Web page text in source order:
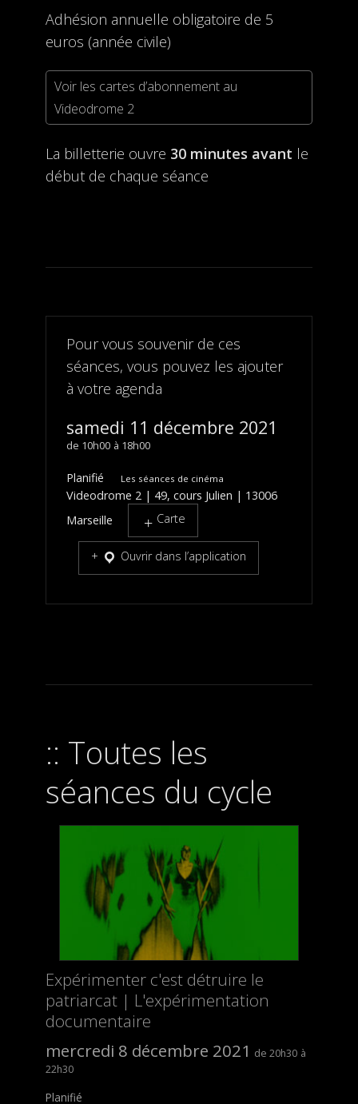
Adhésion annuelle obligatoire de 5
euros (année civile)
Voir les cartes d’abonnement au
Videodrome 2
La billetterie ouvre 30 minutes avant le
début de chaque séance
Pour vous souvenir de ces
séances, vous pouvez les ajouter
à votre agenda
samedi 11 décembre 2021
10h00 18h00
Planifié Les séances de cinéma
Videodrome 2 | 49, cours Julien | 13006
Marseille
Carte
Ouvrir dans l’application
Toutes les
séances du cycle
Expérimenter c'est détruire le
patriarcat | L'expérimentation
documentaire
mercredi 8 décembre 2021
20h30
22h30
Planifié